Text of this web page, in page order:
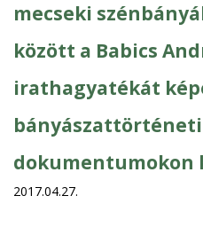
mecseki
között a Babics
irathagyatékát
bányászattörténeti
dokumentumokon
2017.04.27.